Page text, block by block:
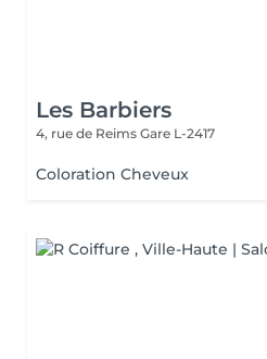
Les Barbiers
4, rue de Reims Gare L-2417
Coloration Cheveux